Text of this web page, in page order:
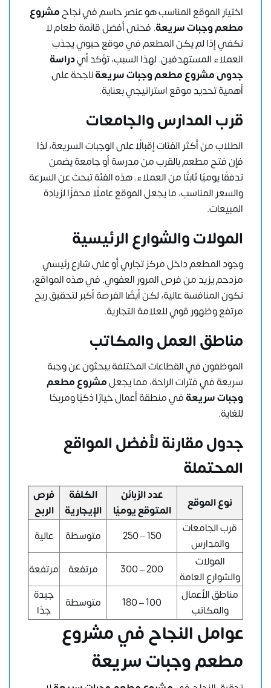
اختيار الموقع المناسب هو عنصر حاسم في نجاحمشروع
مطعم وجبات سريعة. فحتى أفضل قائمة طعام لا
تكفي إذا لم يكن المطعم في موقع حيوي يجذب
العملاء المستهدفين. لهذا السبب، تؤكد أيدراسة
جدوى مشروع مطعم وجبات سريعةناجحة على
أهمية تحديد موقع استراتيجي بعناية.
قرب المدارس والجامعات
الطلاب من أكثر الفئات إقبالًا على الوجبات السريعة، لذا
فإن فتح مطعم بالقرب من مدرسة أو جامعة يضمن
تدفقًا يوميًا ثابتًا من العملاء. هذه الفئة تبحث عن السرعة
والسعر المناسب، ما يجعل الموقع عاملًا محفزًا لزيادة
المبيعات.
المولات والشوارع الرئيسية
وجود المطعم داخل مركز تجاري أو على شارع رئيسي
مزدحم يزيد من فرص المرور العفوي. في هذه المواقع،
تكون المنافسة عالية، لكن أيضًا الفرصة أكبر لتحقيق ربح
مرتفع وظهور قوي للعلامة التجارية.
مناطق العمل والمكاتب
الموظفون في القطاعات المختلفة يبحثون عن وجبة
سريعة في فترات الراحة، مما يجعلمشروع مطعم
وجبات سريعةفي منطقة أعمال خيارًا ذكيًا ومربحًا
للغاية.
جدول مقارنة لأفضل المواقع
المحتملة
نوع الموقع
عدد الزبائن
المتوقع يوميًا
الكلفة
الإيجارية
فرص
الربح
قرب الجامعات
والمدارس
150 – 250 متوسطة
عالية
المولات
والشوارع العامة
200 – 300 مرتفعة
مرتفعة
مناطق الأعمال
والمكاتب
100 – 180 متوسطة
جيدة
جدًا
عوامل النجاح في مشروع
مطعم وجبات سريعة